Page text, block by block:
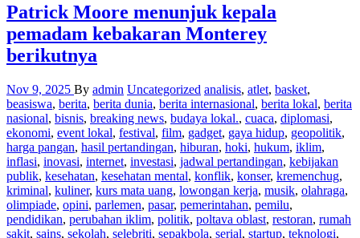
Patrick Moore menunjuk kepala
pemadam kebakaran Monterey
berikutnya
Nov 9, 2025 By admin Uncategorized analisis, atlet, basket,
beasiswa, berita, berita dunia, berita internasional, berita lokal, berita
nasional, bisnis, breaking news, budaya lokal., cuaca, diplomasi,
ekonomi, event lokal, festival, film, gadget, gaya hidup, geopolitik,
harga pangan, hasil pertandingan, hiburan, hoki, hukum, iklim,
inflasi, inovasi, internet, investasi, jadwal pertandingan, kebijakan
publik, kesehatan, kesehatan mental, konflik, konser, kremenchug,
kriminal, kuliner, kurs mata uang, lowongan kerja, musik, olahraga,
olimpiade, opini, parlemen, pasar, pemerintahan, pemilu,
pendidikan, perubahan iklim, politik, poltava oblast, restoran, rumah
sakit, sains, sekolah, selebriti, sepakbola, serial, startup, teknologi,